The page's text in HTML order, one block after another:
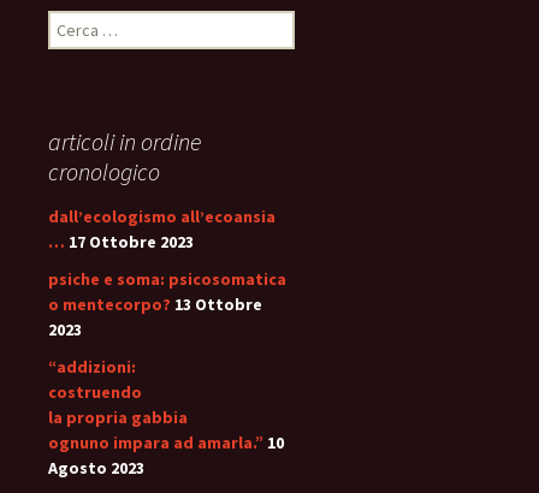
Ricerca
per:
articoli in ordine
cronologico
dall’ecologismo all’ecoansia
… 17 Ottobre 2023
psiche e soma: psicosomatica
o mentecorpo? 13 Ottobre
2023
“addizioni:
costruendo
la propria gabbia
ognuno impara ad amarla.” 10
Agosto 2023